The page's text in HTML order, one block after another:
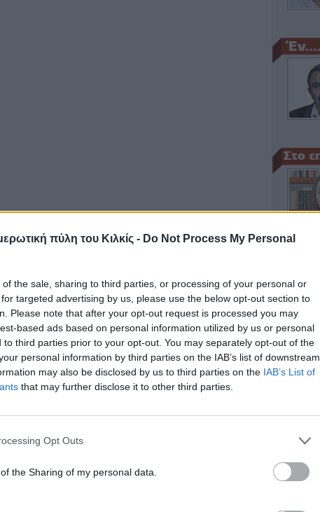
πύλη του Κιλκίς - Do Not Process My Personal
the sale, sharing to third parties, or processing of your personal or
targeted advertising by us, please use the below opt-out section to
Please note that after your opt-out request is processed you may
based ads based on personal information utilized by us or personal
to third parties prior to your opt-out. You may separately opt-out of the
personal information by third parties on the IAB’s list of downstream
may also be disclosed by us to third parties on the IAB’s List of
that may further disclose it to other third parties.
Opt Outs
the Sharing of my personal data.